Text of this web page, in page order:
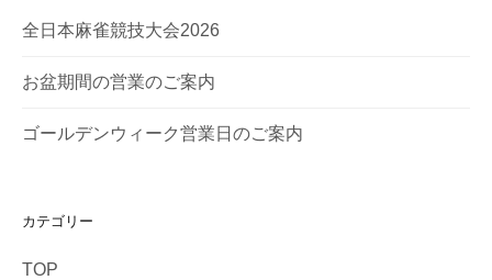
全日本麻雀競技大会2026
お盆期間の営業のご案内
ゴールデンウィーク営業日のご案内
カテゴリー
TOP